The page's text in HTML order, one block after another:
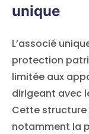
unique
L’associé
protection
limitée aux
dirigeant avec
Cette structure
notamment la